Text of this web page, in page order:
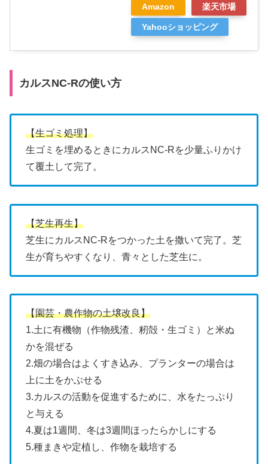
Amazon 楽天市場
Yahooショッピング
カルスNC-Rの使い方
【生ゴミ処理】
生ゴミを埋めるときにカルスNC-Rを少量ふりかけ
て覆土して完了。
【芝生再生】
芝生にカルスNC-Rをつかった土を撒いて完了。芝
生が育ちやすくなり、青々とした芝生に。
【園芸・農作物の土壌改良】
1.土に有機物（作物残渣、籾殻・生ゴミ）と米ぬ
かを混ぜる
2.畑の場合はよくすき込み、プランターの場合は
上に土をかぶせる
3.カルスの活動を促進するために、水をたっぷり
と与える
4.夏は1週間、冬は3週間ほったらかしにする
5.種まきや定植し、作物を栽培する